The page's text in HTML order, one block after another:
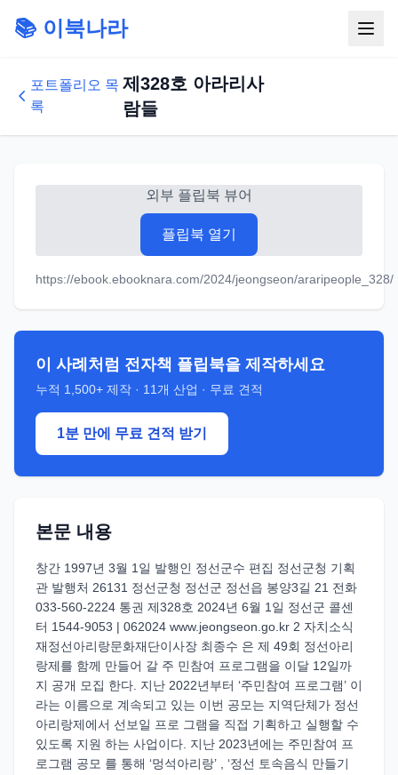
📚 이북나라
포트폴리오 목
록
제328호 아라리사
람들
외부 플립북 뷰어
플립북 열기
https://ebook.ebooknara.com/2024/jeongseon/araripeople_328/
이 사례처럼 전자책 플립북을 제작하세요
누적 1,500+ 제작 · 11 개 산업 · 무료 견적
1분 만에 무료 견적 받기
본문 내용
창간 1997년 3월 1일 발행인 정선군수 편집 정선군청 기획
관 발행처 26131 정선군청 정선군 정선읍 봉양3길 21 전화
033-560-2224 통권 제328호 2024년 6월 1일 정선군 콜센
터 1544-9053 | 062024 www.jeongseon.go.kr 2 자치소식
재정선아리랑문화재단이사장 최종수 은 제 49회 정선아리
랑제를 함께 만들어 갈 주 민참여 프로그램을 이달 12일까
지 공개 모집 한다. 지난 2022년부터 ‘주민참여 프로그램’ 이
라는 이름으로 계속되고 있는 이번 공모는 지역단체가 정선
아리랑제에서 선보일 프로 그램을 직접 기획하고 실행할 수
있도록 지원 하는 사업이다. 지난 2023년에는 주민참여 프
로그램 공모 를 통해 ‘멍석아리랑’ , ‘정선 토속음식 만들기